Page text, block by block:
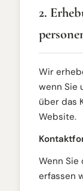
2.
Wir
wenn Sie
über das
Website.
Wenn Sie
erfassen